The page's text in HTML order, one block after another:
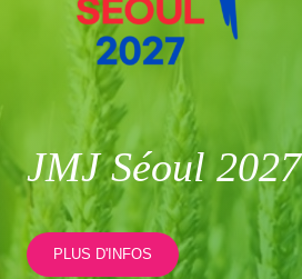
JMJ Séoul 2027
PLUS D'INFOS